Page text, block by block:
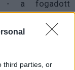
third parties, or
- a fogadott
sem.
hiányossága,
kényelmes,